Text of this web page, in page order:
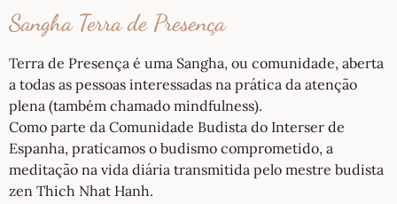
Sangha Terra de Presença
Terra de Presença é uma Sangha, ou comunidade, aberta
a todas as pessoas interessadas na prática da atenção
plena (também chamado mindfulness).
Como parte da Comunidade Budista do Interser de
Espanha, praticamos o budismo comprometido, a
meditação na vida diária transmitida pelo mestre budista
zen Thich Nhat Hanh.